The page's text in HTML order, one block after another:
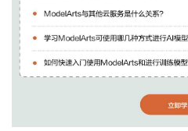
者
学
支
持